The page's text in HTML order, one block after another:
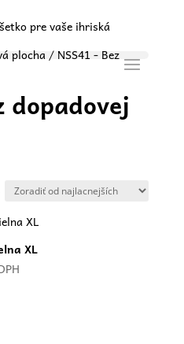
plocha / NSS41 - Bez
dopadovej
XL